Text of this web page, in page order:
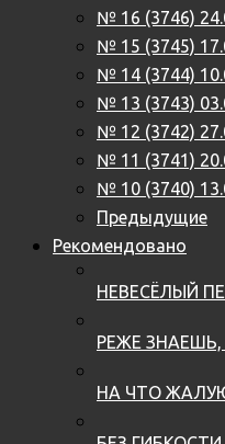
№ 16 (3746)
№ 15 (3745)
№ 14 (3744)
№ 13 (3743)
№ 12 (3742)
№ 11 (3741)
№ 10 (3740)
Предыдущие
Рекомендовано
НЕВЕСЁЛЫЙ
РЕЖЕ
НА ЧТО